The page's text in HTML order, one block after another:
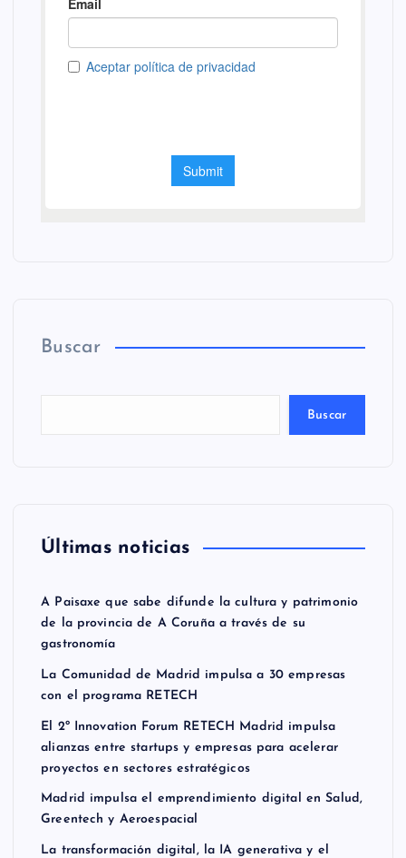
Buscar
Buscar
Últimas noticias
A Paisaxe que sabe difunde la cultura y patrimonio
de la provincia de A Coruña a través de su
gastronomía
La Comunidad de Madrid impulsa a 30 empresas
con el programa RETECH
El 2º Innovation Forum RETECH Madrid impulsa
alianzas entre startups y empresas para acelerar
proyectos en sectores estratégicos
Madrid impulsa el emprendimiento digital en Salud,
Greentech y Aeroespacial
La transformación digital, la IA generativa y el